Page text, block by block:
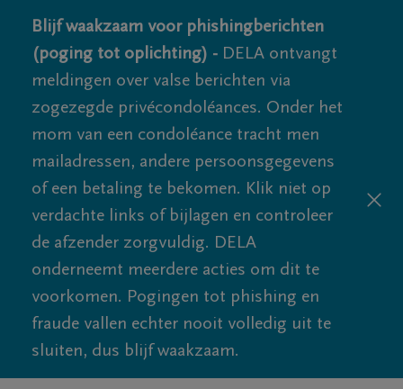
Blijf waakzaam voor phishingberichten
(poging tot oplichting) - DELA ontvangt
meldingen over valse berichten via
zogezegde privécondoléances. Onder het
mom van een condoléance tracht men
mailadressen, andere persoonsgegevens
of een betaling te bekomen. Klik niet op
verdachte links of bijlagen en controleer
de afzender zorgvuldig. DELA
onderneemt meerdere acties om dit te
voorkomen. Pogingen tot phishing en
fraude vallen echter nooit volledig uit te
sluiten, dus blijf waakzaam.